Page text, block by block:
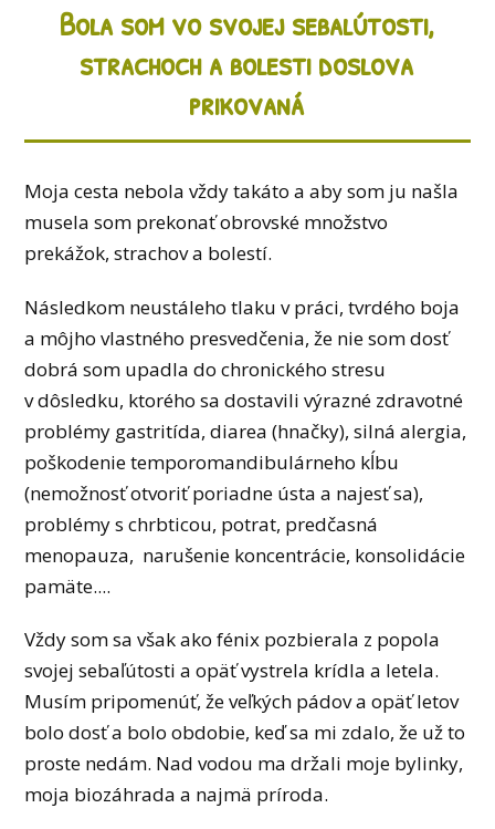
Bola som vo svojej sebaľútosti,
strachoch a bolesti doslova
prikovaná
Moja cesta nebola vždy takáto a aby som ju našla
musela som prekonať obrovské množstvo
prekážok, strachov a bolestí.
Následkom neustáleho tlaku v práci, tvrdého boja
a môjho vlastného presvedčenia, že nie som dosť
dobrá som upadla do chronického stresu
v dôsledku, ktorého sa dostavili výrazné zdravotné
problémy gastritída, diarea (hnačky), silná alergia,
poškodenie temporomandibulárneho kĺbu
(nemožnosť otvoriť poriadne ústa a najesť sa),
problémy s chrbticou, potrat, predčasná
menopauza, narušenie koncentrácie, konsolidácie
pamäte....
Vždy som sa však ako fénix pozbierala z popola
svojej sebaľútosti a opäť vystrela krídla a letela.
Musím pripomenúť, že veľkých pádov a opäť letov
bolo dosť a bolo obdobie, keď sa mi zdalo, že už to
proste nedám. Nad vodou ma držali moje bylinky,
moja biozáhrada a najmä príroda.